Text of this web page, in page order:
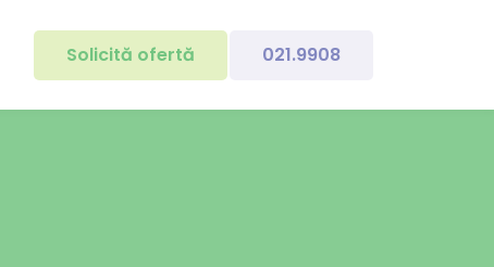
Solicită ofertă 021.9908